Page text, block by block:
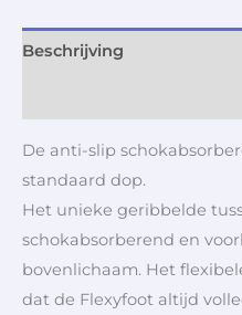
Beschrijving
De anti-slip
standaard dop.
Het unieke geribbelde
schokabsorberend en
bovenlichaam. Het
dat de Flexyfoot altijd